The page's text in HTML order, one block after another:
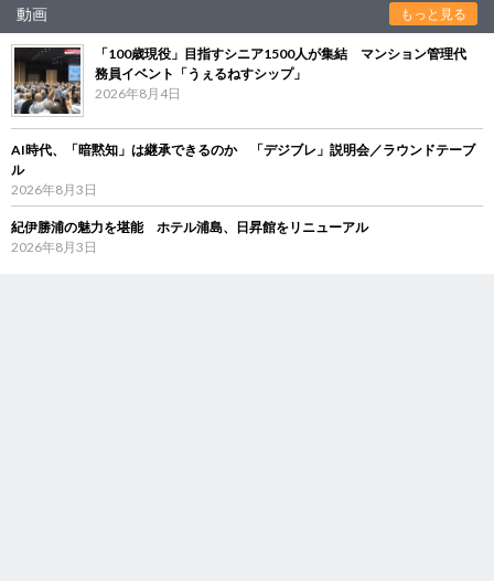
動画 もっと見る
「100歳現役」目指すシニア1500人が集結 マンション管理代
務員イベント「うぇるねすシップ」
2026年8月4日
AI時代、「暗黙知」は継承できるのか 「デジブレ」説明会／ラウンドテーブ
ル
2026年8月3日
紀伊勝浦の魅力を堪能 ホテル浦島、日昇館をリニューアル
2026年8月3日